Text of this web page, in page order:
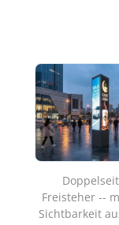
Freisteher --
Sichtbarkeit